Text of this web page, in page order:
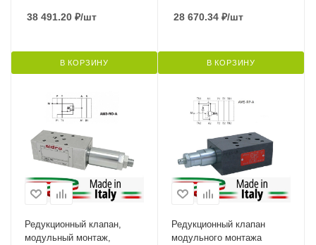
38 491.20 ₽/шт
В КОРЗИНУ
28 670.34 ₽/шт
В КОРЗИНУ
Редукционный клапан,
модульный монтаж,
Редукционный клапан
модульного монтажа